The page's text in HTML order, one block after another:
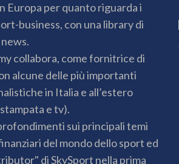
Europa per quanto riguarda i
business, con una library di
collabora, come fornitrice di
alcune delle più importanti
in Italia e all’estero
e tv).
sui principali temi
del mondo dello sport ed
di SkySport nella prima